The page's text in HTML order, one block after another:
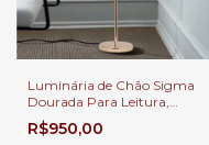
Luminária de Chão Sigma
Dourada Para Leitura,
Quartos, Escritórios e Áreas
Internas
R$950,00